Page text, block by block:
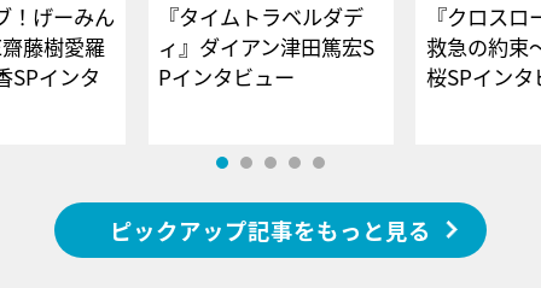
！げーみん
藤樹愛羅
SPインタ
『タイムトラベルダデ
ィ』ダイアン津田篤宏S
Pインタビュー
『クロス
救急の約束
桜SPイ
ピックアップ記事をもっと見る